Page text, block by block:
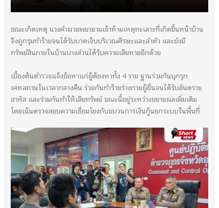
ขณะเกิดเหตุ นางคำผวยพยายามเข้าห้ามเหตุทะเลาะที่เกิดขึ้นหน้าบ้าน
จึงถูกรุมทำร้ายจนได้รับบาดเจ็บบริเวณศีรษะและลำตัว และยังมี
ทรัพย์สินภายในบ้านบางส่วนได้รับความเสียหายอีกด้วย
เบื้องต้นตำรวจแจ้งข้อหาแก่ผู้ต้องหาทั้ง 4 ราย ฐานร่วมกันบุกรุก
เคหสถานในเวลากลางคืน ร่วมกันทำร้ายร่างกายผู้อื่นจนได้รับอันตราย
สาหัส และร่วมกันทำให้เสียทรัพย์ ขณะนี้อยู่ระหว่างขยายผลเพิ่มเติม
โดยเน้นตรวจสอบความเชื่อมโยงกับขบวนการเงินกู้นอกระบบในพื้นที่